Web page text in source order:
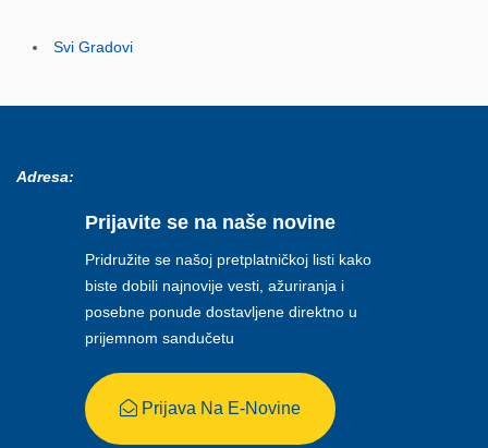
Svi Gradovi
Adresa:
Prijavite se na naše novine
Pridružite se našoj pretplatničkoj listi kako
biste dobili najnovije vesti, ažuriranja i
posebne ponude dostavljene direktno u
prijemnom sandučetu
Prijava Na E-Novine